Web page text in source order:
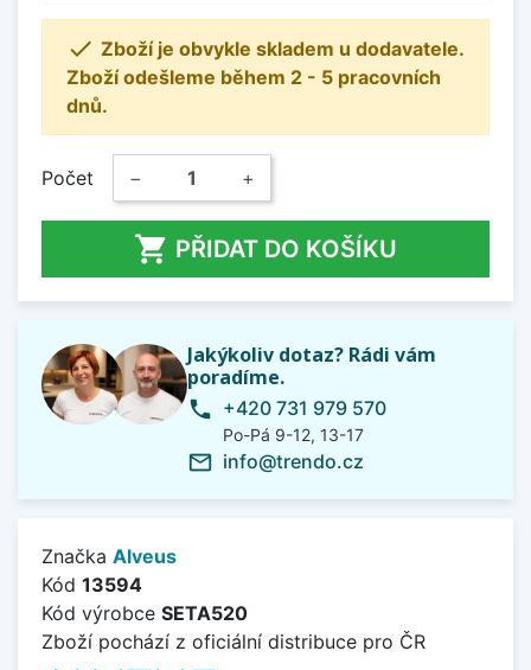
 Zboží je obvykle skladem u dodavatele.
Zboží odešleme během 2 - 5 pracovních
dnů.
Počet − +
 PŘIDAT DO KOŠÍKU
Jakýkoliv dotaz? Rádi vám
poradíme.
phone +420 731 979 570
Po-Pá 9-12, 13-17
mail_outline info@trendo.cz
Značka Alveus
Kód 13594
Kód výrobce SETA520
Zboží pochází z oficiální distribuce pro ČR